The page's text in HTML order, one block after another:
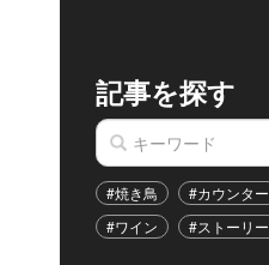
記事を探す
#焼き鳥 #カウンター
#ワイン
#ストーリー